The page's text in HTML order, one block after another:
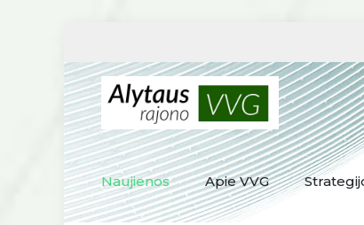
Naujienos Apie VVG